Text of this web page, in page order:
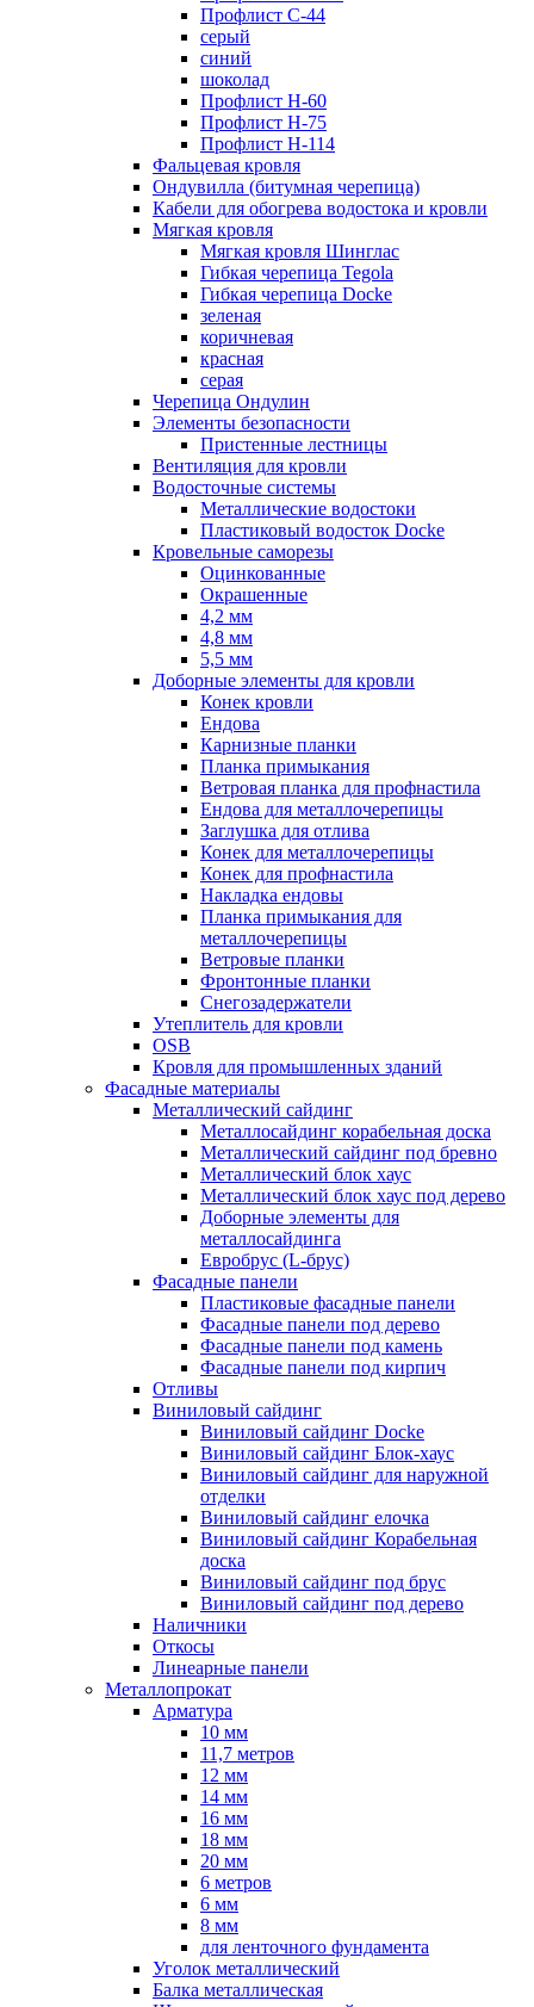
Профлист С-44
серый
синий
шоколад
Профлист Н-60
Профлист Н-75
Профлист H-114
Фальцевая кровля
Ондувилла (битумная черепица)
Кабели для обогрева водостока и кровли
Мягкая кровля
Мягкая кровля Шинглас
Гибкая черепица Tegola
Гибкая черепица Docke
зеленая
коричневая
красная
серая
Черепица Ондулин
Элементы безопасности
Пристенные лестницы
Вентиляция для кровли
Водосточные системы
Металлические водостоки
Пластиковый водосток Docke
Кровельные саморезы
Оцинкованные
Окрашенные
4,2 мм
4,8 мм
5,5 мм
Доборные элементы для кровли
Конек кровли
Ендова
Карнизные планки
Планка примыкания
Ветровая планка для профнастила
Ендова для металлочерепицы
Заглушка для отлива
Конек для металлочерепицы
Конек для профнастила
Накладка ендовы
Планка примыкания для
металлочерепицы
Ветровые планки
Фронтонные планки
Снегозадержатели
Утеплитель для кровли
OSB
Кровля для промышленных зданий
Фасадные материалы
Металлический сайдинг
Металлосайдинг корабельная доска
Металлический сайдинг под бревно
Металлический блок хаус
Металлический блок хаус под дерево
Доборные элементы для
металлосайдинга
Евробрус (L-брус)
Фасадные панели
Пластиковые фасадные панели
Фасадные панели под дерево
Фасадные панели под камень
Фасадные панели под кирпич
Отливы
Виниловый сайдинг
Виниловый сайдинг Docke
Виниловый сайдинг Блок-хаус
Виниловый сайдинг для наружной
отделки
Виниловый сайдинг елочка
Виниловый сайдинг Корабельная
доска
Виниловый сайдинг под брус
Виниловый сайдинг под дерево
Наличники
Откосы
Линеарные панели
Металлопрокат
Арматура
10 мм
11,7 метров
12 мм
14 мм
16 мм
18 мм
20 мм
6 метров
6 мм
8 мм
для ленточного фундамента
Уголок металлический
Балка металлическая